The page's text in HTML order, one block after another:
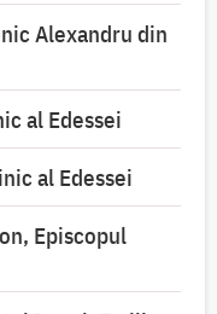
Alexandru din
al Edessei
al Edessei
Episcopul